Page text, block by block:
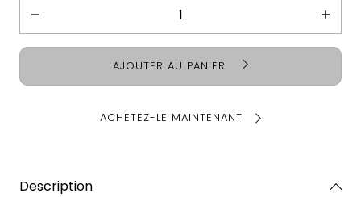
la
Chemise
la
AJOUTER AU PANIER
ACHETEZ-LE MAINTENANT
Description